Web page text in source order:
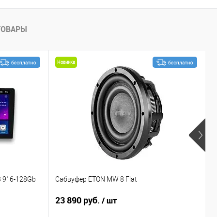
9" 6-128Gb
Новинка
Сабвуфер ETON MW 8 Flat
23 890 руб. / шт